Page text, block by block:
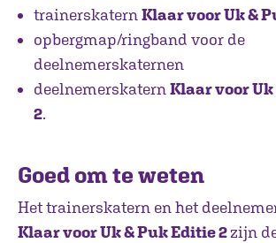
trainerskatern Klaar voor Uk &
opbergmap/ringband voor de
deelnemerskaternen
deelnemerskatern Klaar voor
2.
Goed om te weten
Het trainerskatern en het
Klaar voor Uk & Puk Editie 2zijn